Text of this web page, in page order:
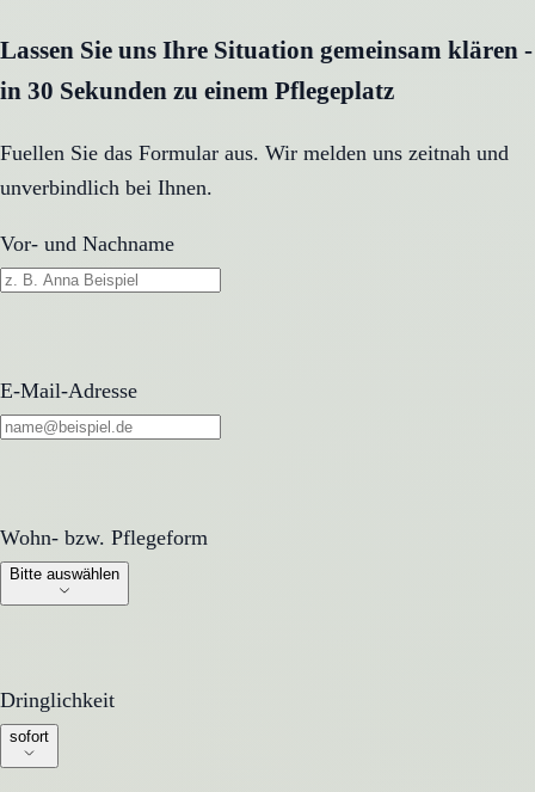
Lassen Sie uns Ihre Situation gemeinsam klären -
in 30 Sekunden zu einem Pflegeplatz
Fuellen Sie das Formular aus. Wir melden uns zeitnah und
unverbindlich bei Ihnen.
Vor- und Nachname
E-Mail-Adresse
Wohn- bzw. Pflegeform
Wohn- bzw. Pflegeform
Bitte auswählen
Dringlichkeit
Dringlichkeit
sofort